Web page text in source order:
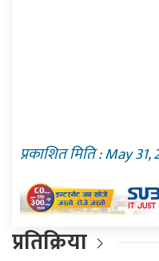
प्रकाशित मिति : May
प्रतिक्रिया